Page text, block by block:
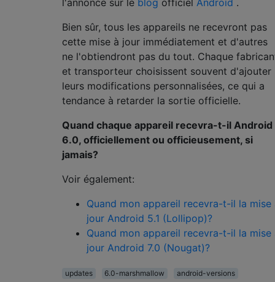
Bien sûr, tous les appareils ne recevront pas
cette mise à jour immédiatement et d'autres
ne l'obtiendront pas du tout. Chaque
et transporteur choisissent souvent d'ajouter
leurs modifications personnalisées, ce qui a
tendance à retarder la sortie officielle.
Quand chaque appareil recevra-t-il Android
6.0, officiellement ou officieusement, si
jamais?
Voir également:
Quand mon appareil recevra-t-il la mise
jour Android 5.1 (Lollipop)?
Quand mon appareil recevra-t-il la mise
jour Android 7.0 (Nougat)?
updates 6.0-marshmallow
android-versions